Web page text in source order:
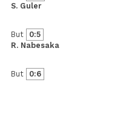
S. Guler
But
0:5
R. Nabesaka
But 0:6